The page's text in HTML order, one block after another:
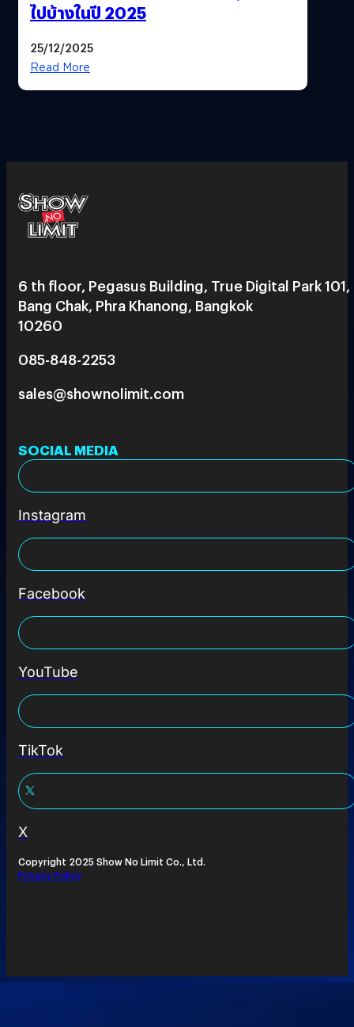
ไปบ้างในปี 2025
25/12/2025
Read More
6 th floor, Pegasus Building, True Digital Park 101,
Bang Chak, Phra Khanong, Bangkok
10260
085-848-2253
sales@shownolimit.com
SOCIAL MEDIA
Instagram
Facebook
YouTube
TikTok
X
Copyright 2025 Show No Limit Co., Ltd.
Privacy Policy